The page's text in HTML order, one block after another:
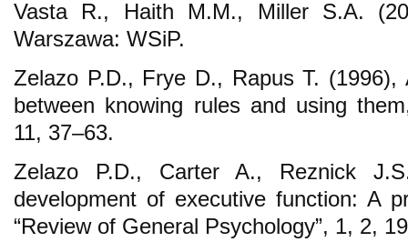
Vasta R., Haith M.M., Miller S.A.
Warszawa: WSiP.
Zelazo P.D., Frye D., Rapus T. (1996),
between knowing rules and using
11, 37–63.
Zelazo P.D., Carter A., Reznick
development of executive function: A
“Review of General Psychology”, 1, 2,